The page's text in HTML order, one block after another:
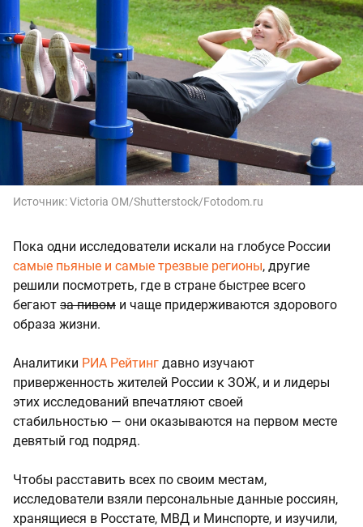
Источник:Victoria OM/Shutterstock/Fotodom.ru
Пока одни исследователи искали на глобусе России
самые пьяные и самые трезвые регионы, другие
решили посмотреть, где в стране быстрее всего
бегают за пивом и чаще придерживаются здорового
образа жизни.
Аналитики РИА Рейтинг давно изучают
приверженность жителей России к ЗОЖ, и и лидеры
этих исследований впечатляют своей
стабильностью — они оказываются на первом месте
девятый год подряд.
Чтобы расставить всех по своим местам,
исследователи взяли персональные данные россиян,
хранящиеся в Росстате, МВД и Минспорте, и изучили,